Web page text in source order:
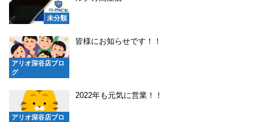
未分類
アリオ深谷店ブロ
グ
皆様にお知らせです！！
アリオ深谷店ブロ
2022年も元気に営業！！